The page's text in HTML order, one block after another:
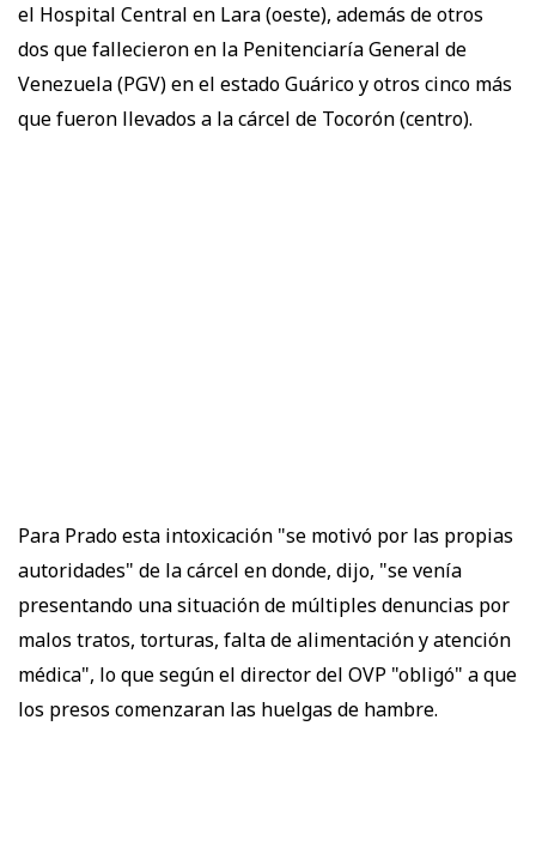
el Hospital Central en Lara (oeste), además de otros
dos que fallecieron en la Penitenciaría General de
Venezuela (PGV) en el estado Guárico y otros cinco más
que fueron llevados a la cárcel de Tocorón (centro).
Para Prado esta intoxicación "se motivó por las propias
autoridades" de la cárcel en donde, dijo, "se venía
presentando una situación de múltiples denuncias por
malos tratos, torturas, falta de alimentación y atención
médica", lo que según el director del OVP "obligó" a que
los presos comenzaran las huelgas de hambre.